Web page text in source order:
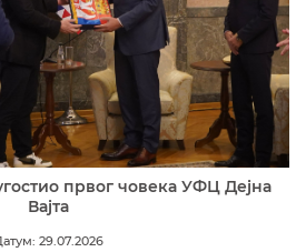
првог човека УФЦ Дејна
Вајта
29.07.2026